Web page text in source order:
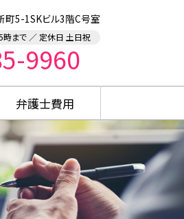
町5-1SKビル3階C号室
まで ／ 定休日 土日祝
9960
弁護士費用